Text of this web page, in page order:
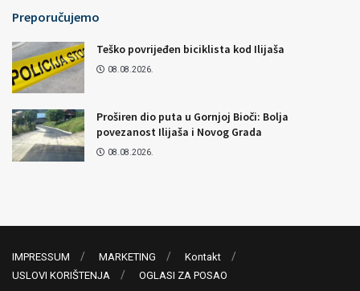
Preporučujemo
Teško povrijeđen biciklista kod Ilijaša
08.08.2026.
Proširen dio puta u Gornjoj Bioči: Bolja
povezanost Ilijaša i Novog Grada
08.08.2026.
IMPRESSUM MARKETING
Kontakt
USLOVI KORIŠTENJA
OGLASI ZA POSAO